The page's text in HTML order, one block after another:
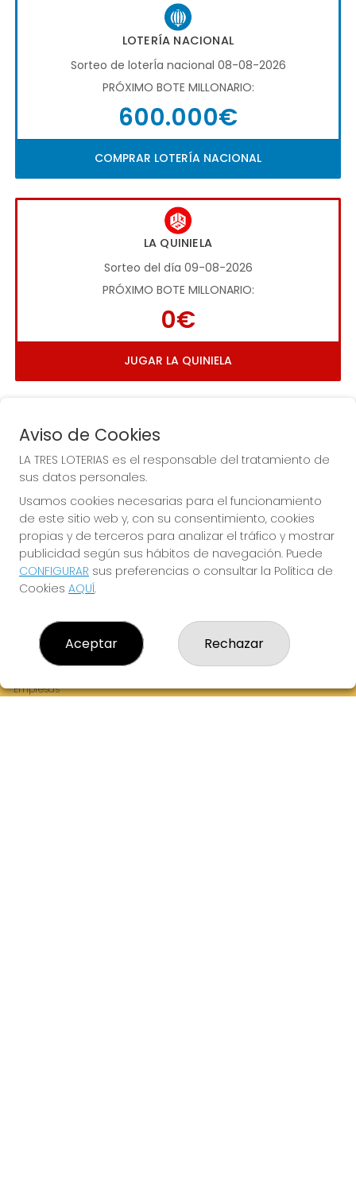
LOTERÍA NACIONAL
Sorteo de loterÍa nacional 08-08-2026
PRÓXIMO BOTE MILLONARIO:
600.000€
COMPRAR LOTERÍA NACIONAL
LA QUINIELA
Sorteo del día 09-08-2026
PRÓXIMO BOTE MILLONARIO:
0€
JUGAR LA QUINIELA
¡La Tres Loterias te desea Mucha Suerte!
¿Quiénes somos?
Comprar lotería
Resultados
Empresas
Aviso de Cookies
LA TRES LOTERIAS es el responsable del tratamiento de
sus datos personales.
Usamos cookies necesarias para el funcionamiento
de este sitio web y, con su consentimiento, cookies
propias y de terceros para analizar el tráfico y mostrar
publicidad según sus hábitos de navegación. Puede
CONFIGURAR sus preferencias o consultar la Política de
Cookies AQUÍ.
Aceptar Rechazar